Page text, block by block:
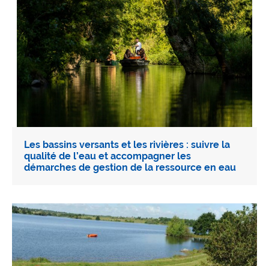
Les bassins versants et les rivières : suivre la
qualité de l’eau et accompagner les
démarches de gestion de la ressource en eau